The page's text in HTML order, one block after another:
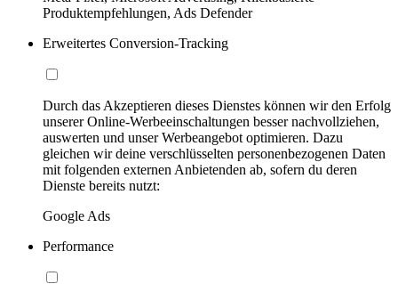
Produktempfehlungen, Ads Defender
Erweitertes Conversion-Tracking
Durch das Akzeptieren dieses Dienstes können wir den Erfolg
unserer Online-Werbeeinschaltungen besser nachvollziehen,
auswerten und unser Werbeangebot optimieren. Dazu
gleichen wir deine verschlüsselten personenbezogenen Daten
mit folgenden externen Anbietenden ab, sofern du deren
Dienste bereits nutzt:
Google Ads
Performance